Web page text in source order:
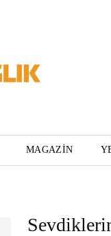
MAGAZIN